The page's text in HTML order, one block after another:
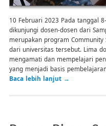
10 Februari 2023 Pada tanggal
dikunjungi dosen-dosen dari
merupakan program
dari universitas tersebut. Lima
mengamati dan mempelajari
yang menjadi basis
Baca lebih lanjut →